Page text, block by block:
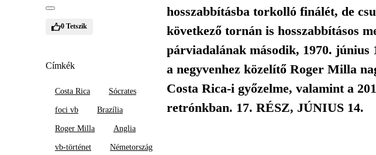
0 Tetszik
Címkék
Costa Rica Sócrates
foci vb Brazília
Roger Milla Anglia
vb-történet Németország
hosszabbításba torkolló finálét, de
következő tornán is hosszabbításos
párviadalának második, 1970. június
a negyvenhez közelítő Roger Milla
Costa Rica-i győzelme, valamint a
retrónkban. 17. RÉSZ, JÚNIUS 14.